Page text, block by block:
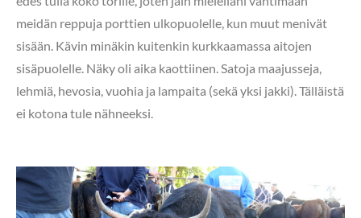
meidän reppuja porttien ulkopuolelle, kun muut menivät
sisään. Kävin minäkin kuitenkin kurkkaamassa aitojen
sisäpuolelle. Näky oli aika kaottiinen. Satoja maajusseja,
lehmiä, hevosia, vuohia ja lampaita (sekä yksi jakki). Tälläistä
ei kotona tule nähneeksi.